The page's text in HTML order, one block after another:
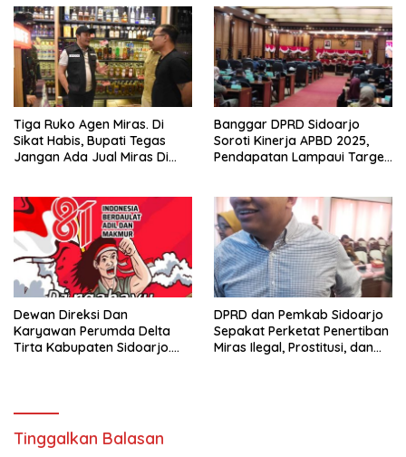
Evaluasi Secara Menyeluruh
Tiga Ruko Agen Miras. Di
Sikat Habis, Bupati Tegas
Jangan Ada Jual Miras Di
Banggar DPRD Sidoarjo
Soroti Kinerja APBD 2025,
Pendapatan Lampaui Target
Dewan Direksi Dan
Karyawan Perumda Delta
Tirta Kabupaten Sidoarjo.
Agustus Tahun 2026
DPRD dan Pemkab Sidoarjo
Sepakat Perketat Penertiban
Miras Ilegal, Prostitusi, dan
Tinggalkan Balasan